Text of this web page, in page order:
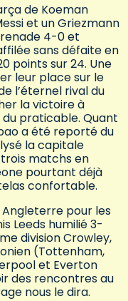
de Koeman
et un Griezmann
4-0 et
sans défaite en
points sur 24. Une
leur place sur le
l’éternel rival du
la victoire à
praticable. Quant
a été reporté du
la capitale
matchs en
pourtant déjà
confortable.
pour les
Leeds humilié 3-
division Crowley,
(Tottenham,
et Everton
des rencontres au
nous le dira.